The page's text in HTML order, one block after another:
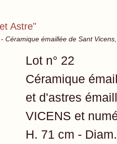
Astre"
Céramique émaillée de Sant
Lot n° 22
Céramique
et d'astres
VICENS et
H. 71 cm -